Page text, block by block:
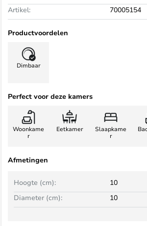
Artikel:
70005154
Productvoordelen
Dimbaar
Perfect voor deze kamers
Woonkame
r
Eetkamer
Slaapkame
r
Afmetingen
Hoogte (cm):
10
Diameter (cm):
10